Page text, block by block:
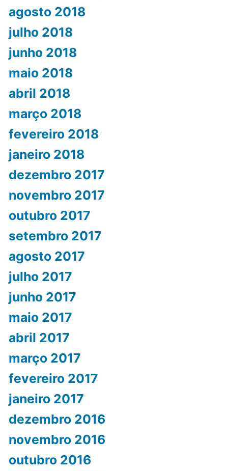
agosto 2018
julho 2018
junho 2018
maio 2018
abril 2018
março 2018
fevereiro 2018
janeiro 2018
dezembro 2017
novembro 2017
outubro 2017
setembro 2017
agosto 2017
julho 2017
junho 2017
maio 2017
abril 2017
março 2017
fevereiro 2017
janeiro 2017
dezembro 2016
novembro 2016
outubro 2016